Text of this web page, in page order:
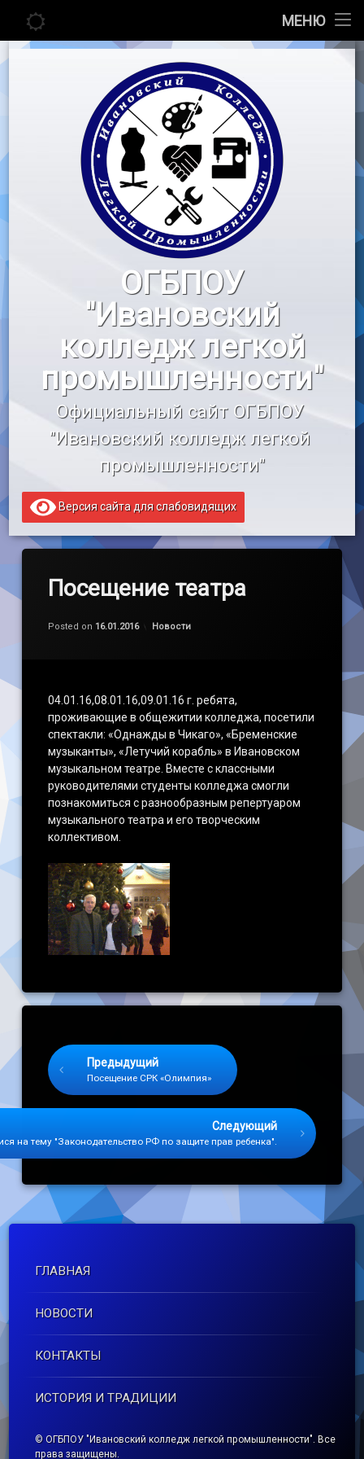
МЕНЮ
Главная
Педагогу
Воспитательная работа
«Профессионалы»
«Профессионалитет»
Образовательный кредит
Перейти
ОГБПОУ
"Ивановский
колледж легкой
промышленности"
Официальный сайт ОГБПОУ
"Ивановский колледж легкой
промышленности"
Версия сайта для слабовидящих
Посещение театра
Posted on 16.01.2016
by
Категории:
Новости
04.01.16,08.01.16,09.01.16 г. ребята,
проживающие в общежитии колледжа, посетили
спектакли: «Однажды в Чикаго», «Бременские
музыканты», «Летучий корабль» в Ивановском
музыкальном театре. Вместе с классными
руководителями студенты колледжа смогли
познакомиться с разнообразным репертуаром
музыкального театра и его творческим
коллективом.
Предыдущий
Посещение СРК «Олимпия»
Следующий
на тему "Законодательство РФ по защите прав ребенка".
ГЛАВНАЯ
НОВОСТИ
КОНТАКТЫ
ИСТОРИЯ И ТРАДИЦИИ
© ОГБПОУ "Ивановский колледж легкой промышленности". Все
права защищены.